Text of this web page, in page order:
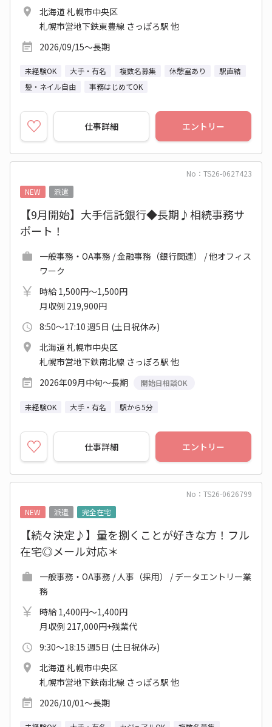
北海道 札幌市中央区
札幌市営地下鉄東豊線 さっぽろ駅 他
2026/09/15～長期
未経験OK 大手・有名 複数名募集 休憩室あり
駅直結
髪・ネイル自由
事務はじめてOK
仕事詳細 エントリー
No：TS26-0627423
NEW
派遣
【9月開始】大手信託銀行◆長期♪相続事務サ
ポート！
一般事務・OA事務 / 金融事務（銀行関連） / 他オフィス
ワーク
時給 1,500円～1,500円
月収例 219,900円
8:50～17:10 週5日 (土日祝休み)
北海道 札幌市中央区
札幌市営地下鉄南北線 さっぽろ駅 他
2026年09月中旬～長期
開始日相談OK
未経験OK 大手・有名 駅から5分
仕事詳細 エントリー
No：TS26-0626799
NEW
派遣 完全在宅
【続々決定♪】量を捌くことが好きな方！フル
在宅◎メール対応＊
一般事務・OA事務 / 人事（採用） / データエントリー業
務
時給 1,400円～1,400円
月収例 217,000円+残業代
9:30～18:15 週5日 (土日祝休み)
北海道 札幌市中央区
札幌市営地下鉄南北線 さっぽろ駅 他
2026/10/01～長期